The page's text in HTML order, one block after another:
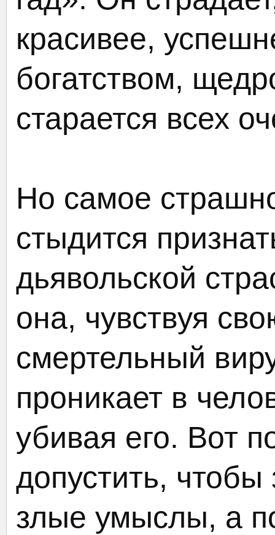
красивее,
богатством,
старается всех
Но самое
стыдится
дьявольской
она, чувствуя
смертельный
проникает в
убивая его. Вот
допустить,
злые умыслы, а